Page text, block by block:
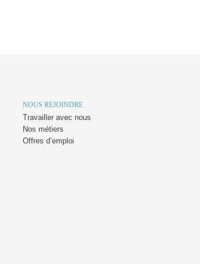
NOUS REJOINDRE
Travailler avec nous
Nos métiers
Offres d’emploi